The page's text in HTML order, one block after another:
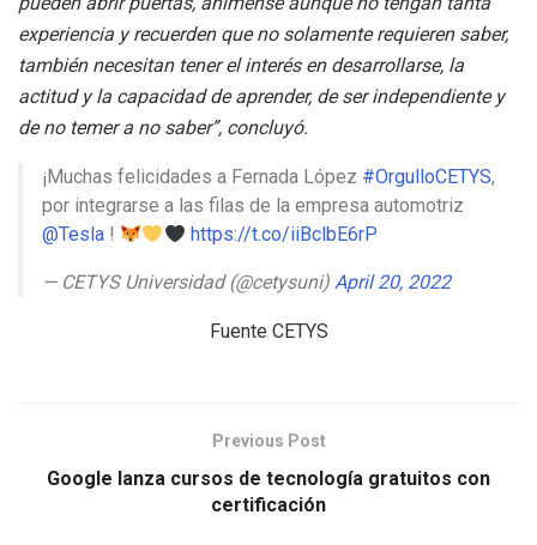
experiencia y recuerden que no solamente requieren saber,
también necesitan tener el interés en desarrollarse, la
actitud y la capacidad de aprender, de ser independiente y
de no temer a no saber”, concluyó.
¡Muchas felicidades a Fernada López #OrgulloCETYS,
por integrarse a las filas de la empresa automotriz
@Tesla ! https://t.co/iiBclbE6rP
— CETYS Universidad (@cetysuni) April 20, 2022
Fuente CETYS
Previous Post
Google lanza cursos de tecnología gratuitos con
certificación